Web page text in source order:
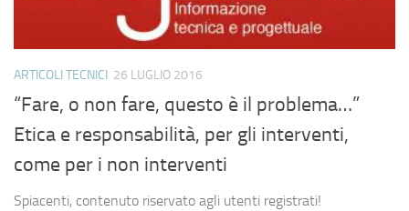
ARTICOLI TECNICI 26 LUGLIO 2016
“Fare, o non fare, questo è il problema…”
Etica e responsabilità, per gli interventi,
come per i non interventi
Spiacenti, contenuto riservato agli utenti registrati!